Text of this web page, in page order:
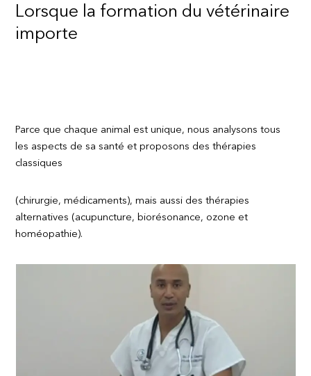
Lorsque la formation du vétérinaire
importe
Parce que chaque animal est unique, nous analysons tous
les aspects de sa santé et proposons des thérapies
classiques
(chirurgie, médicaments), mais aussi des thérapies
alternatives (acupuncture, biorésonance, ozone et
homéopathie).